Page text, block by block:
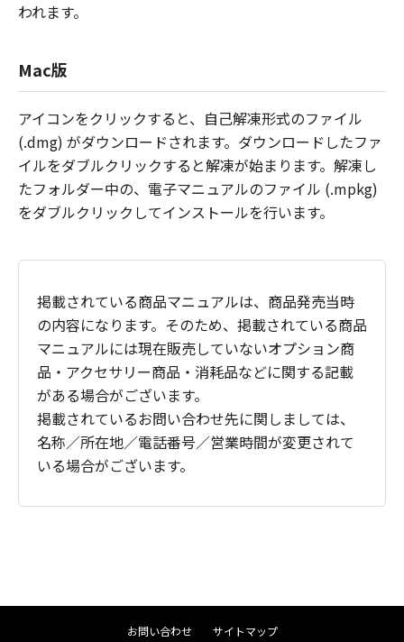
われます。
Mac版
アイコンをクリックすると、自己解凍形式のファイル
(.dmg) がダウンロードされます。ダウンロードしたファ
イルをダブルクリックすると解凍が始まります。解凍し
たフォルダー中の、電子マニュアルのファイル (.mpkg)
をダブルクリックしてインストールを行います。
掲載されている商品マニュアルは、商品発売当時
の内容になります。そのため、掲載されている商品
マニュアルには現在販売していないオプション商
品・アクセサリー商品・消耗品などに関する記載
がある場合がございます。
掲載されているお問い合わせ先に関しましては、
名称／所在地／電話番号／営業時間が変更されて
いる場合がございます。
お問い合わせ サイトマップ